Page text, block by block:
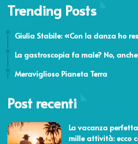
Trending Posts
Giulia Stabile: «Con la danza ho
La gastroscopia fa male? No,
Meraviglioso Pianeta Terra
Post recenti
La vacanza
mille attività: ecco